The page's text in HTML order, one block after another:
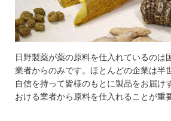
日野製薬が薬の原料を仕入れているのは
業者からのみです。ほとんどの企業は半
自信を持って皆様のもとに製品をお届け
おける業者から原料を仕入れることが重